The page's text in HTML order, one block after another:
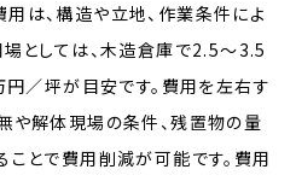
は、構造や立地、作業条件によ
場としては、木造倉庫で2.5〜3.5
／坪が目安です。費用を左右す
や解体現場の条件、残置物の量
ことで費用削減が可能です。費用